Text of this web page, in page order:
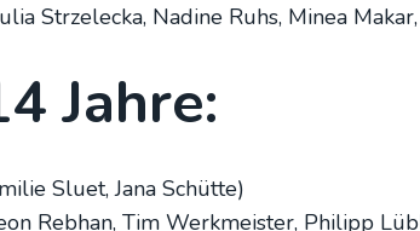
Strzele­cka, Nadi­ne Ruhs, Minea
Jah­re:
Sluet, Jana Schüt­te)
Reb­han, Tim Werk­meis­ter, Phil­ipp